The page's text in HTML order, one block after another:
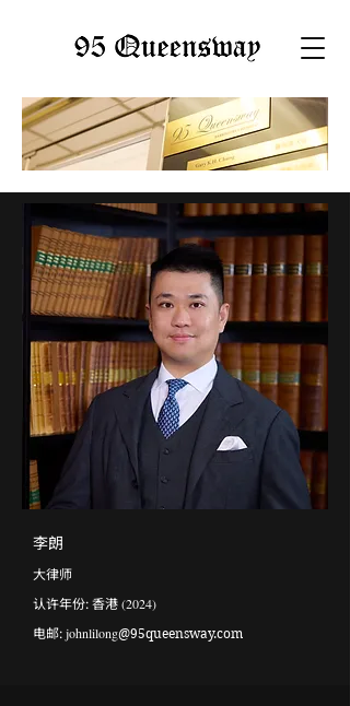
李朗
大律师
​认许年份: 香港(2024)
电邮:johnlilong@95queensway.com